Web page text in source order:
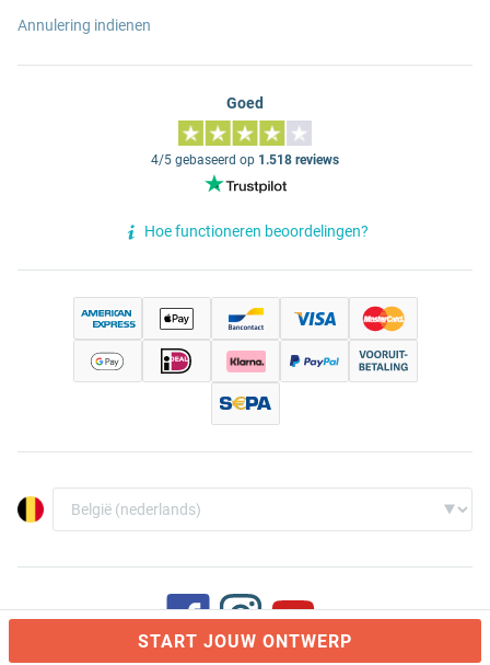
START JOUW ONTWERP
Annulering indienen
Goed
4/5 gebaseerd op 1.518 reviews
Hoe functioneren beoordelingen?